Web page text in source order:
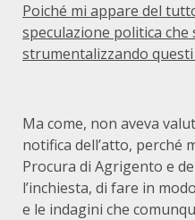
Poiché mi appare del
speculazione politica che
strumentalizzando
Ma come, non aveva
notifica dell’atto, perché
Procura di Agrigento e
l’inchiesta, di fare in
e le indagini che